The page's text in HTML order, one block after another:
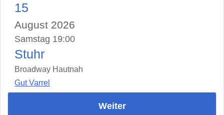
15
August 2026
Samstag 19:00
Stuhr
Broadway Hautnah
Gut Varrel
Weiter